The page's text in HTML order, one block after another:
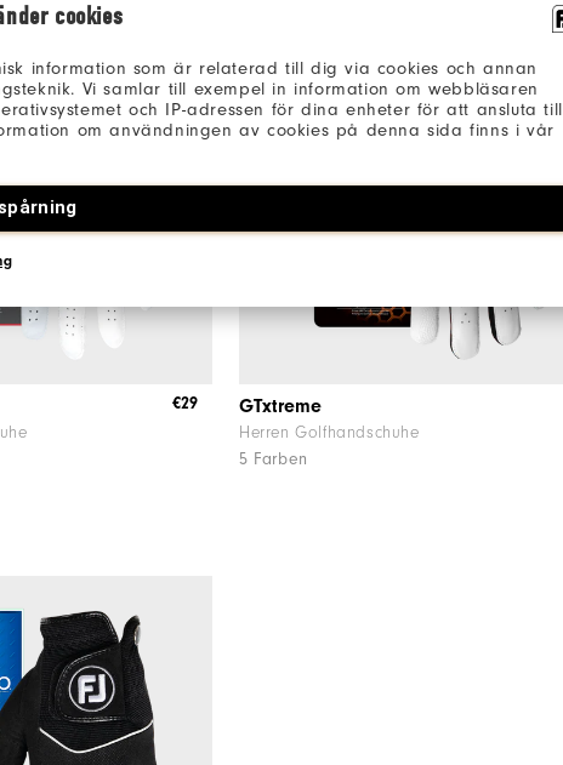
cookies
information som är relaterad till dig via cookies och annan
Vi samlar till exempel in information om webbläsaren
och IP-adressen för dina enheter för att ansluta till
om användningen av cookies på denna sida finns i vår
€29 GTxtreme
Herren Golfhandschuhe
5 Farben